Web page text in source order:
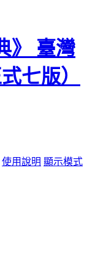
使用說明 顯示模式